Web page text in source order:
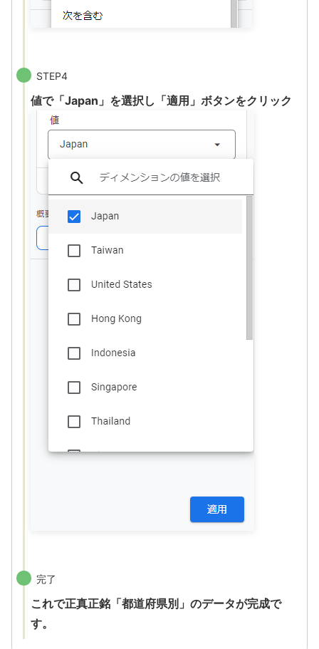
STEP4
値で「Japan」を選択し「適用」ボタンをクリック
完了
これで正真正銘「都道府県別」のデータが完成で
す。